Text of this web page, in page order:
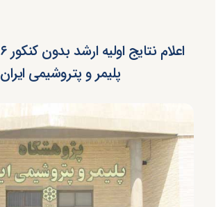
پلیمر و پتروشیمی ایران